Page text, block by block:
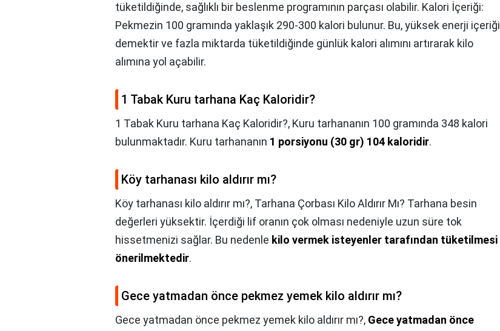
tüketildiğinde, sağlıklı bir beslenme programının parçası olabilir. Kalori İçeriği:
Pekmezin 100 gramında yaklaşık 290-300 kalori bulunur. Bu, yüksek enerji içeriği
demektir ve fazla miktarda tüketildiğinde günlük kalori alımını artırarak kilo
alımına yol açabilir.
1 Tabak Kuru tarhana Kaç Kaloridir?
1 Tabak Kuru tarhana Kaç Kaloridir?, Kuru tarhananın 100 gramında 348 kalori
bulunmaktadır. Kuru tarhananın 1 porsiyonu (30 gr) 104 kaloridir.
Köy tarhanası kilo aldırır mı?
Köy tarhanası kilo aldırır mı?, Tarhana Çorbası Kilo Aldırır Mı? Tarhana besin
değerleri yüksektir. İçerdiği lif oranın çok olması nedeniyle uzun süre tok
hissetmenizi sağlar. Bu nedenle kilo vermek isteyenler tarafından tüketilmesi
önerilmektedir.
Gece yatmadan önce pekmez yemek kilo aldırır mı?
Gece yatmadan önce pekmez yemek kilo aldırır mı?, Gece yatmadan önce